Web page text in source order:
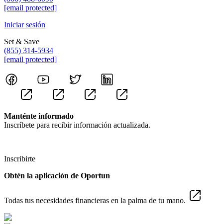
[email protected]
Iniciar sesión
Set & Save
(855) 314-5934
[email protected]
Manténte informado
Inscríbete para recibir información actualizada.
Inscribirte
Obtén la aplicación de Oportun
Todas tus necesidades financieras en la palma de tu mano.